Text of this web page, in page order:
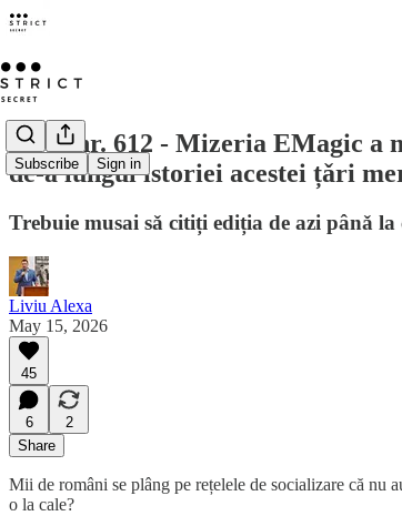
Subscribe Sign in
Opus nr. 612 - Mizeria EMagic
de-a lungul istoriei acestei țǎri
Trebuie musai sǎ citiți ediția de azi pânǎ la
Liviu Alexa
May 15, 2026
45
6
2
Share
Mii de români se plâng pe rețelele de socializare că nu
o la cale?